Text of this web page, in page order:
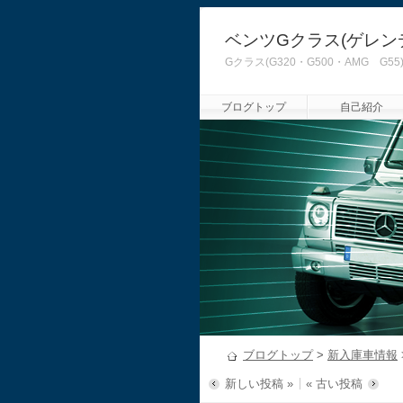
ベンツGクラス(ゲレ
Gクラス(G320・G500・AMG
ブログトップ 自己紹介
ブログトップ> 新入庫車情報
新しい投稿 » « 古い投稿